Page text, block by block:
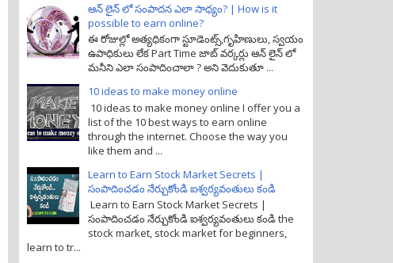
ఆన్ లైన్ లో సంపాదన ఎలా సాధ్యం? | How is it
possible to earn online?
ఈ రోజుల్లో అత్యధికంగా స్టూడెంట్స్,గృహిణులు, స్వయం
ఉపాధికులు లేక Part Time జాబ్ వర్కర్లు ఆన్ లైన్ లో
మనీని ఎలా సంపాదించాలా ? అని వెదుకుతూ ...
10 ideas to make money online
10 ideas to make money online I offer you a
list of the 10 best ways to earn online
through the internet. Choose the way you
like them and ...
Learn to Earn Stock Market Secrets |
సంపాదించడం నేర్చుకోండి ఐశ్వర్యవంతులు కండి
Learn to Earn Stock Market Secrets |
సంపాదించడం నేర్చుకోండి ఐశ్వర్యవంతులు కండి the
stock market, stock market for beginners,
learn to tr...